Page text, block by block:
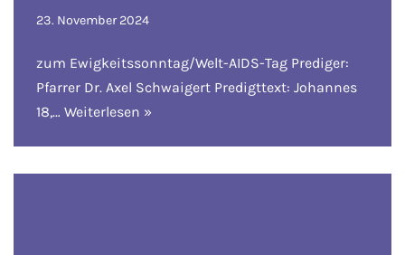
23. November 2024
zum Ewigkeitssonntag/Welt-AIDS-Tag Prediger:
Pfarrer Dr. Axel Schwaigert Predigttext: Johannes
18,… Weiterlesen »